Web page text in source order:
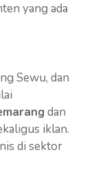
yang ada
Sewu, dan
dan
iklan.
di sektor